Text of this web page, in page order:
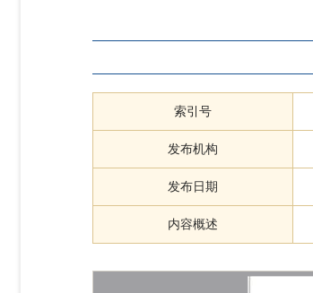
索引号
发布机构
发布日期
内容概述